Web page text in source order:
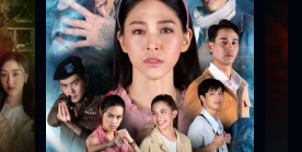
มึงทำกูไว้เจ็บแสบมากนะ อีนังศรีนวล
เรื่องของเรามันจบไปแล้ว